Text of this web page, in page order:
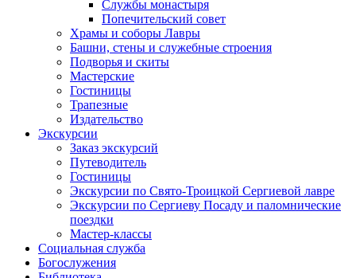
Службы монастыря
Попечительский совет
Храмы и соборы Лавры
Башни, стены и служебные строения
Подворья и скиты
Мастерские
Гостиницы
Трапезные
Издательство
Экскурсии
Заказ экскурсий
Путеводитель
Гостиницы
Экскурсии по Свято-Троицкой Сергиевой лавре
Экскурсии по Сергиеву Посаду и паломнические
поездки
Мастер-классы
Социальная служба
Богослужения